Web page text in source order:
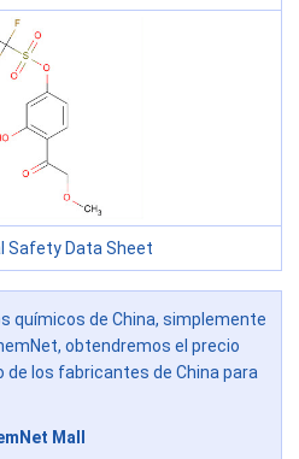
Safety Data Sheet
químicos de China, simplemente
obtendremos el precio
los fabricantes de China para
Mall